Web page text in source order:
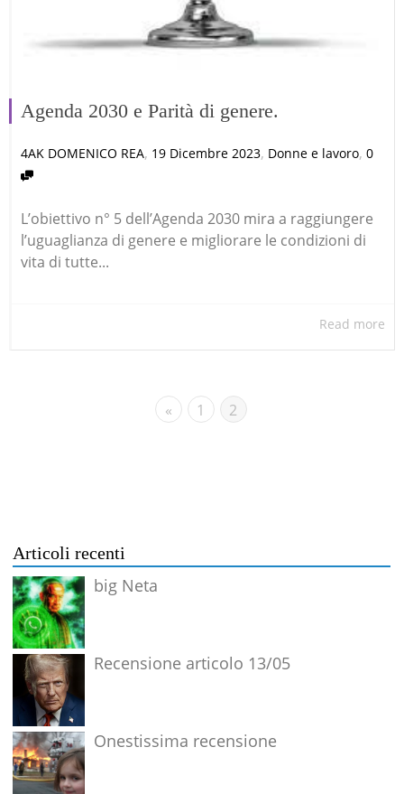
Agenda 2030 e Parità di genere.
4AK DOMENICO REA, 19 Dicembre 2023, Donne e lavoro, 0
L’obiettivo n° 5 dell’Agenda 2030 mira a raggiungere
l’uguaglianza di genere e migliorare le condizioni di
vita di tutte...
Read more
« 1 2
Articoli recenti
big Neta
Recensione articolo 13/05
Onestissima recensione